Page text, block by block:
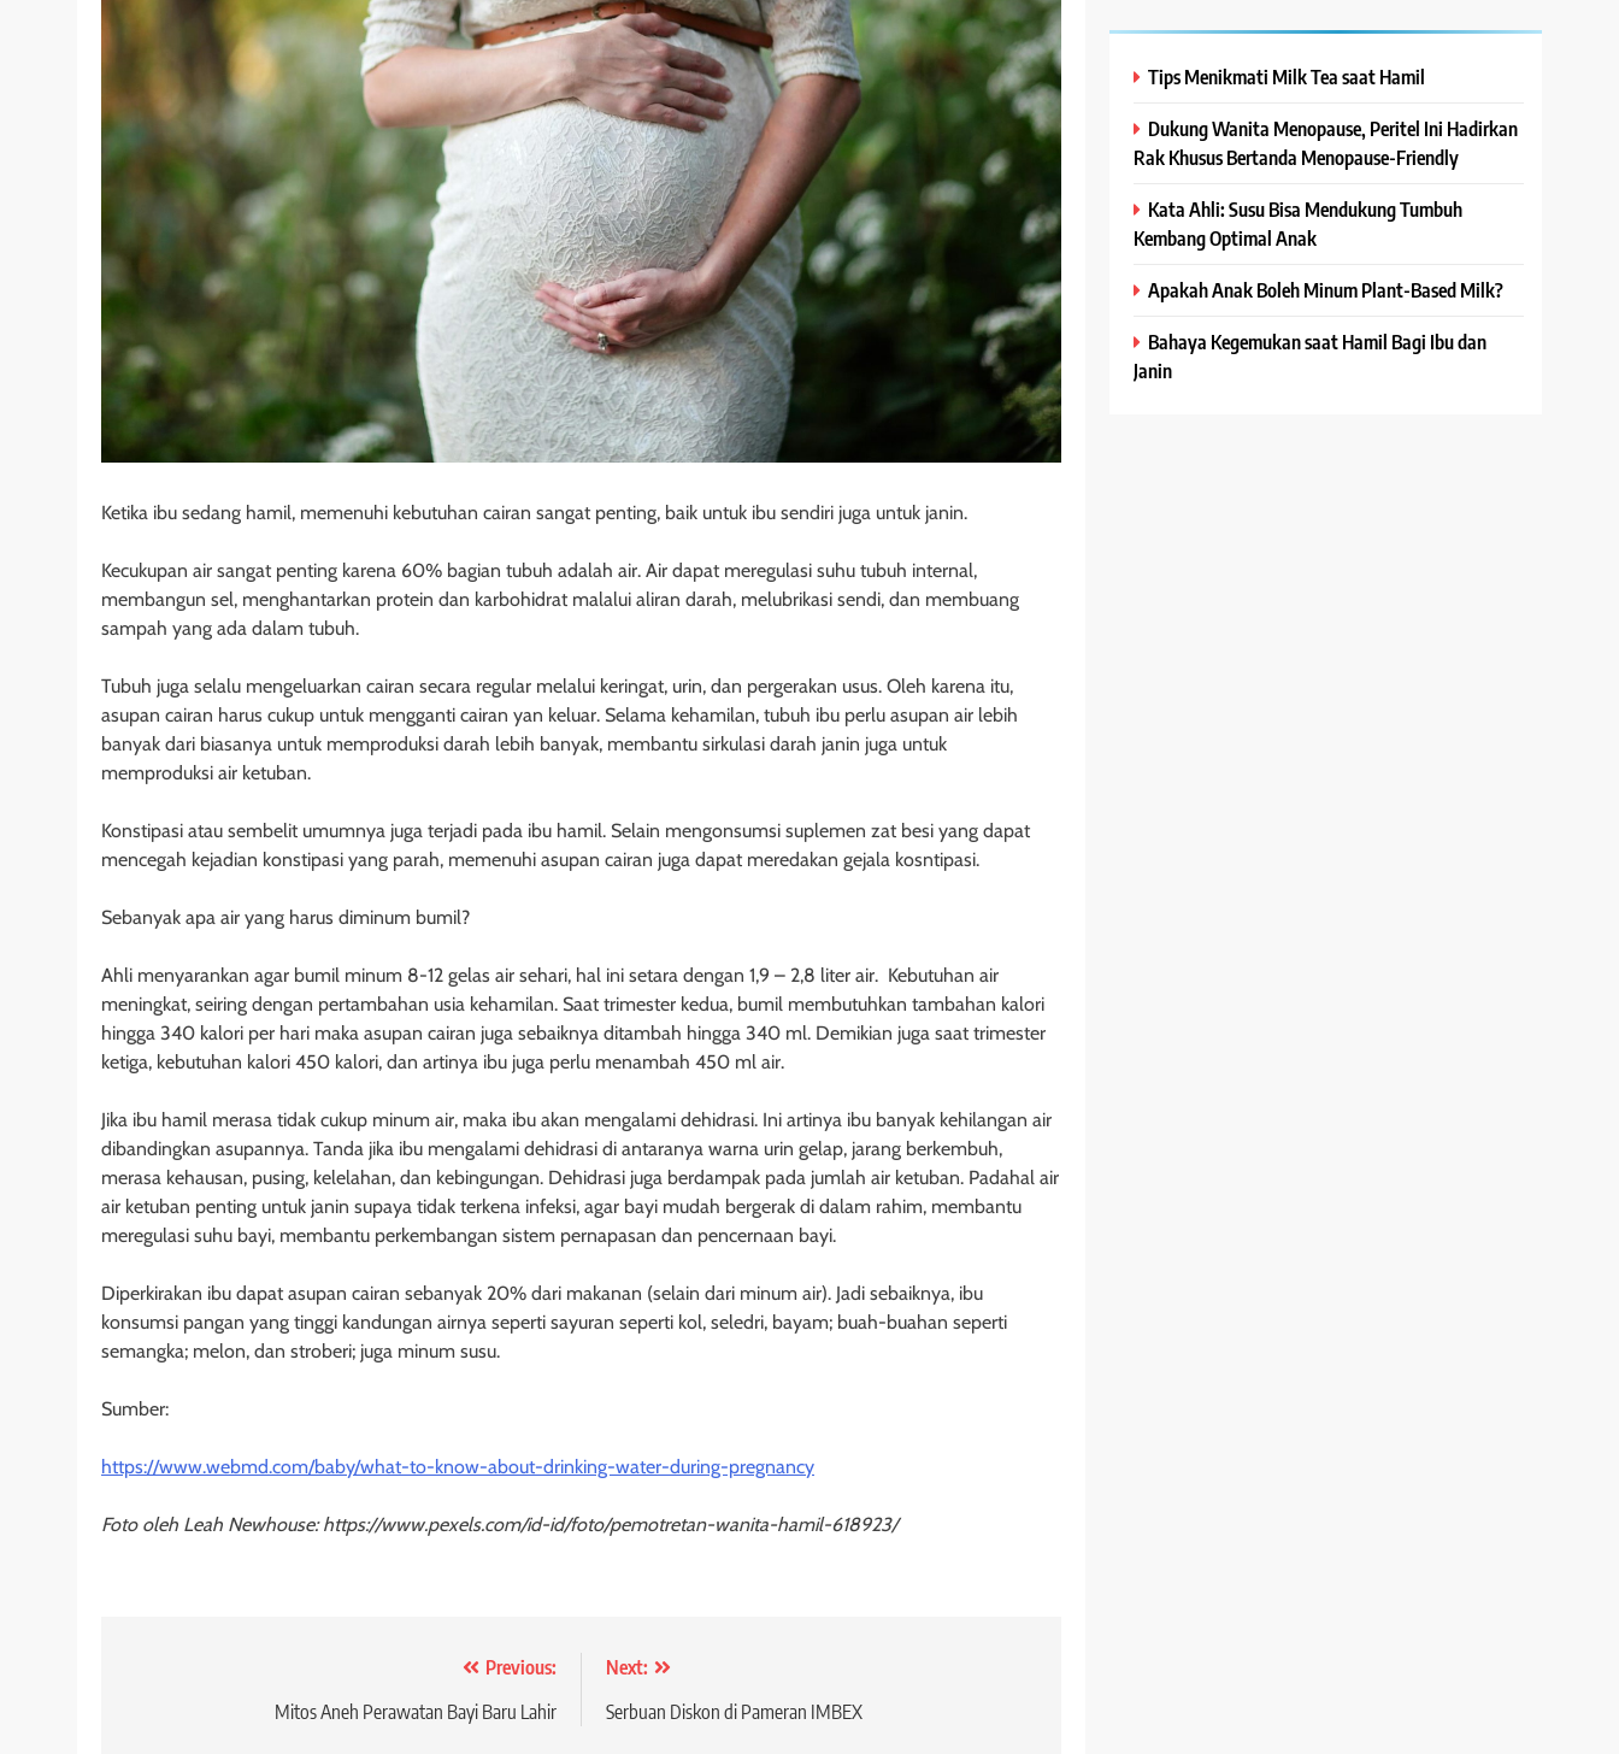
Ketika ibu sedang hamil, memenuhi kebutuhan cairan sangat penting, baik untuk ibu sendiri juga untuk janin.
Kecukupan air sangat penting karena 60% bagian tubuh adalah air. Air dapat meregulasi suhu tubuh internal,
membangun sel, menghantarkan protein dan karbohidrat malalui aliran darah, melubrikasi sendi, dan membuang
sampah yang ada dalam tubuh.
Tubuh juga selalu mengeluarkan cairan secara regular melalui keringat, urin, dan pergerakan usus. Oleh karena itu,
asupan cairan harus cukup untuk mengganti cairan yan keluar. Selama kehamilan, tubuh ibu perlu asupan air lebih
banyak dari biasanya untuk memproduksi darah lebih banyak, membantu sirkulasi darah janin juga untuk
memproduksi air ketuban.
Konstipasi atau sembelit umumnya juga terjadi pada ibu hamil. Selain mengonsumsi suplemen zat besi yang dapat
mencegah kejadian konstipasi yang parah, memenuhi asupan cairan juga dapat meredakan gejala kosntipasi.
Sebanyak apa air yang harus diminum bumil?
Ahli menyarankan agar bumil minum 8-12 gelas air sehari, hal ini setara dengan 1,9 – 2,8 liter air. Kebutuhan air
meningkat, seiring dengan pertambahan usia kehamilan. Saat trimester kedua, bumil membutuhkan tambahan kalori
hingga 340 kalori per hari maka asupan cairan juga sebaiknya ditambah hingga 340 ml. Demikian juga saat trimester
ketiga, kebutuhan kalori 450 kalori, dan artinya ibu juga perlu menambah 450 ml air.
Jika ibu hamil merasa tidak cukup minum air, maka ibu akan mengalami dehidrasi. Ini artinya ibu banyak kehilangan air
dibandingkan asupannya. Tanda jika ibu mengalami dehidrasi di antaranya warna urin gelap, jarang berkembuh,
merasa kehausan, pusing, kelelahan, dan kebingungan. Dehidrasi juga berdampak pada jumlah air ketuban. Padahal air
air ketuban penting untuk janin supaya tidak terkena infeksi, agar bayi mudah bergerak di dalam rahim, membantu
meregulasi suhu bayi, membantu perkembangan sistem pernapasan dan pencernaan bayi.
Diperkirakan ibu dapat asupan cairan sebanyak 20% dari makanan (selain dari minum air). Jadi sebaiknya, ibu
konsumsi pangan yang tinggi kandungan airnya seperti sayuran seperti kol, seledri, bayam; buah-buahan seperti
semangka; melon, dan stroberi; juga minum susu.
Sumber:
https://www.webmd.com/baby/what-to-know-about-drinking-water-during-pregnancy
Foto oleh Leah Newhouse: https://www.pexels.com/id-id/foto/pemotretan-wanita-hamil-618923/
Previous:
Mitos Aneh Perawatan Bayi Baru Lahir
Next:
Serbuan Diskon di Pameran IMBEX
Tips Menikmati Milk Tea saat Hamil
Dukung Wanita Menopause, Peritel Ini Hadirkan
Rak Khusus Bertanda Menopause-Friendly
Kata Ahli: Susu Bisa Mendukung Tumbuh
Kembang Optimal Anak
Apakah Anak Boleh Minum Plant-Based Milk?
Bahaya Kegemukan saat Hamil Bagi Ibu dan
Janin